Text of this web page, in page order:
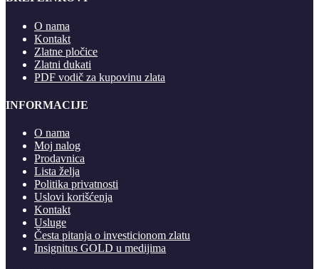
O nama
Kontakt
Zlatne pločice
Zlatni dukati
PDF vodič za kupovinu zlata
INFORMACIJE
O nama
Moj nalog
Prodavnica
Lista želja
Politika privatnosti
Uslovi korišćenja
Kontakt
Usluge
Česta pitanja o investicionom zlatu
Insignitus GOLD u medijima